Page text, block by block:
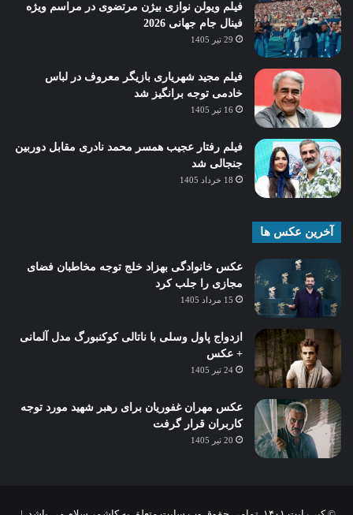
فیلم ویولن نوازی بیژن مرتضوی در مراسم ویژه
فینال جام جهانی 2026
29 تیر 1405
فیلم مجید شهریاری بازیگر معروف در لباس
خادمی توجه برانگیز شد
16 تیر 1405
فیلم رفتار عجیب همسر محمد نادری مقابل دوربین
جنجالی شد
18 خرداد 1405
آخرین عکس ها
عکس خانوادگی بهزاد خلج توجه مخاطبان فضای
مجازی را جلب کرد
15 مرداد 1405
ازدواج پاول وسلی با ناتالی کوکنبورگ مدل آلمانی
+ عکس
24 تیر 1405
عکس مهران غفوریان برای رهبر شهید مورد توجه
کاربران قرار گرفت
20 تیر 1405